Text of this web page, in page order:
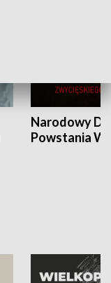
Narodowy
Powstania